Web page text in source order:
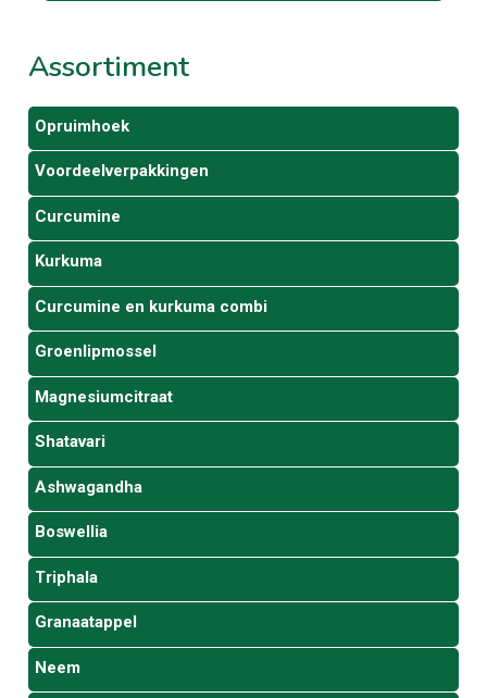
Assortiment
Opruimhoek
Voordeelverpakkingen
Curcumine
Kurkuma
Curcumine en kurkuma combi
Groenlipmossel
Magnesiumcitraat
Shatavari
Ashwagandha
Boswellia
Triphala
Granaatappel
Neem